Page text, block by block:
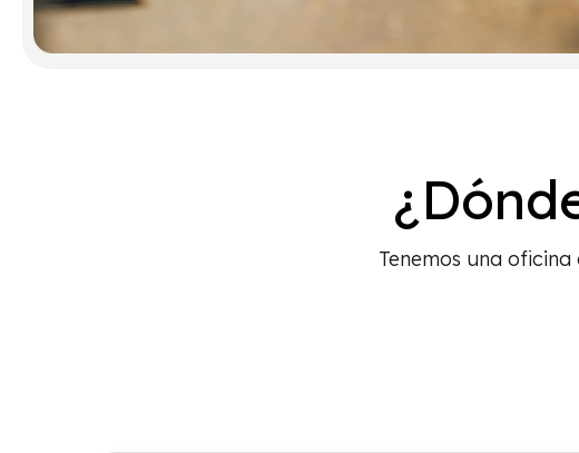
Tenemos una